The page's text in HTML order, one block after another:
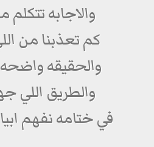
والاجابه
كم تعذبنا من
والحقيقه واضحه
والطريق اللي
في ختامه نفهم